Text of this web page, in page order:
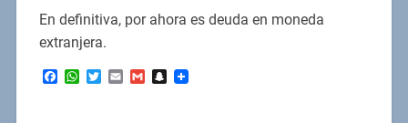
En definitiva, por ahora es deuda en moneda
extranjera.
Facebook
WhatsApp
Twitter
EmailGmailSnapchat